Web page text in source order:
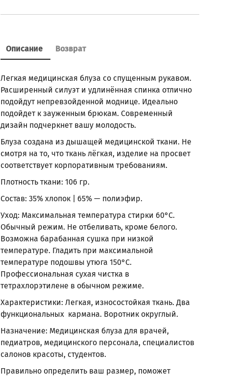
Описание Возврат
Легкая медицинская блуза со спущенным рукавом.
Расширенный силуэт и удлинённая спинка отлично
подойдут непревзойденной моднице. Идеально
подойдет к зауженным брюкам. Современный
дизайн подчеркнет вашу молодость.
Блуза создана из дышащей медицинской ткани. Не
смотря на то, что ткань лёгкая, изделие на просвет
соответствует корпоративным требованиям.
Плотность ткани: 106 гр.
Состав: 35% хлопок | 65% — полиэфир.
Уход: Максимальная температура стирки 60°С.
Обычный режим. Не отбеливать, кроме белого.
Возможна барабанная сушка при низкой
температуре. Гладить при максимальной
температуре подошвы утюга 150°С.
Профессиональная сухая чистка в
тетрахлорэтилене в обычном режиме.
Характеристики: Легкая, износостойкая ткань. Два
функциональных кармана. Воротник округлый.
Назначение: Медицинская блуза для врачей,
педиатров, медицинского персонала, специалистов
салонов красоты, студентов.
Правильно определить ваш размер, поможет